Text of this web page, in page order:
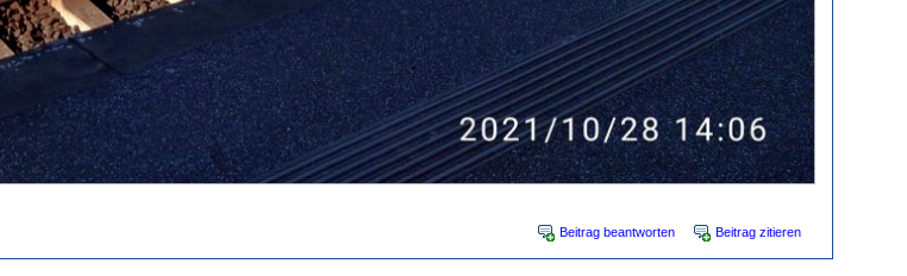
Beitrag beantworten Beitrag zitieren